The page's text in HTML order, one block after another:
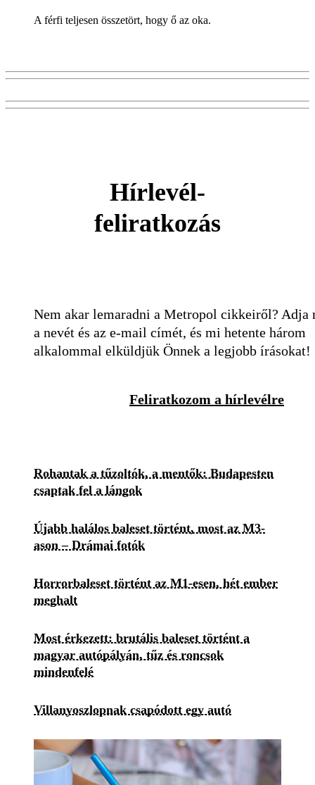
A férfi teljesen összetört, hogy ő az oka.
Hírlevél-
feliratkozás
Nem akar lemaradni a Metropol cikkeiről? Adja
a nevét és az e-mail címét, és mi hetente három
alkalommal elküldjük Önnek a legjobb írásokat!
Feliratkozom a hírlevélre
Rohantak a tűzoltók, a mentők: Budapesten
csaptak fel a lángok
Újabb halálos baleset történt, most az M3-
ason – Drámai fotók
Horrorbaleset történt az M1-esen, hét ember
meghalt
Most érkezett: brutális baleset történt a
magyar autópályán, tűz és roncsok
mindenfelé
Villanyoszlopnak csapódott egy autó